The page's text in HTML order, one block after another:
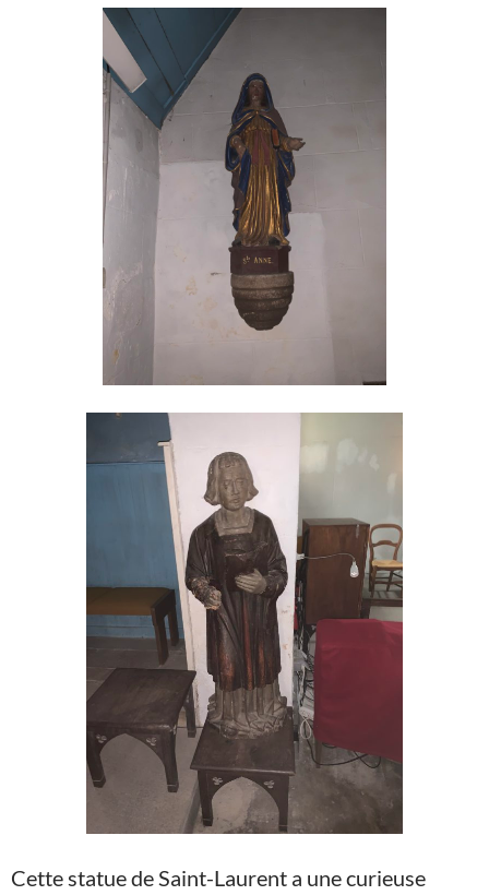
Cette statue de Saint-Laurent a une curieuse